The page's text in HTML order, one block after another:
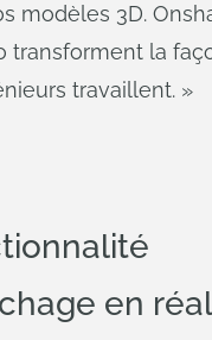
modèles 3D.
transforment la
travaillent. »
en